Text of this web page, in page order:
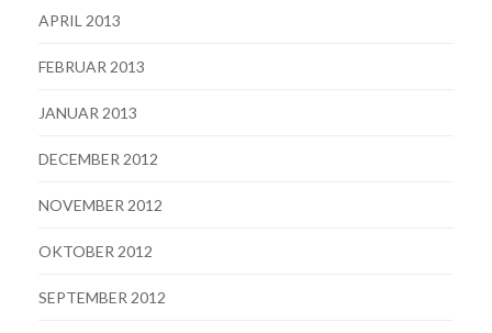
APRIL 2013
FEBRUAR 2013
JANUAR 2013
DECEMBER 2012
NOVEMBER 2012
OKTOBER 2012
SEPTEMBER 2012